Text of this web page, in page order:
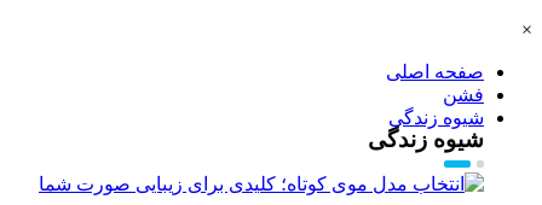
×
صفحه اصلی
فشن
شیوه زندگی
شیوه زندگی